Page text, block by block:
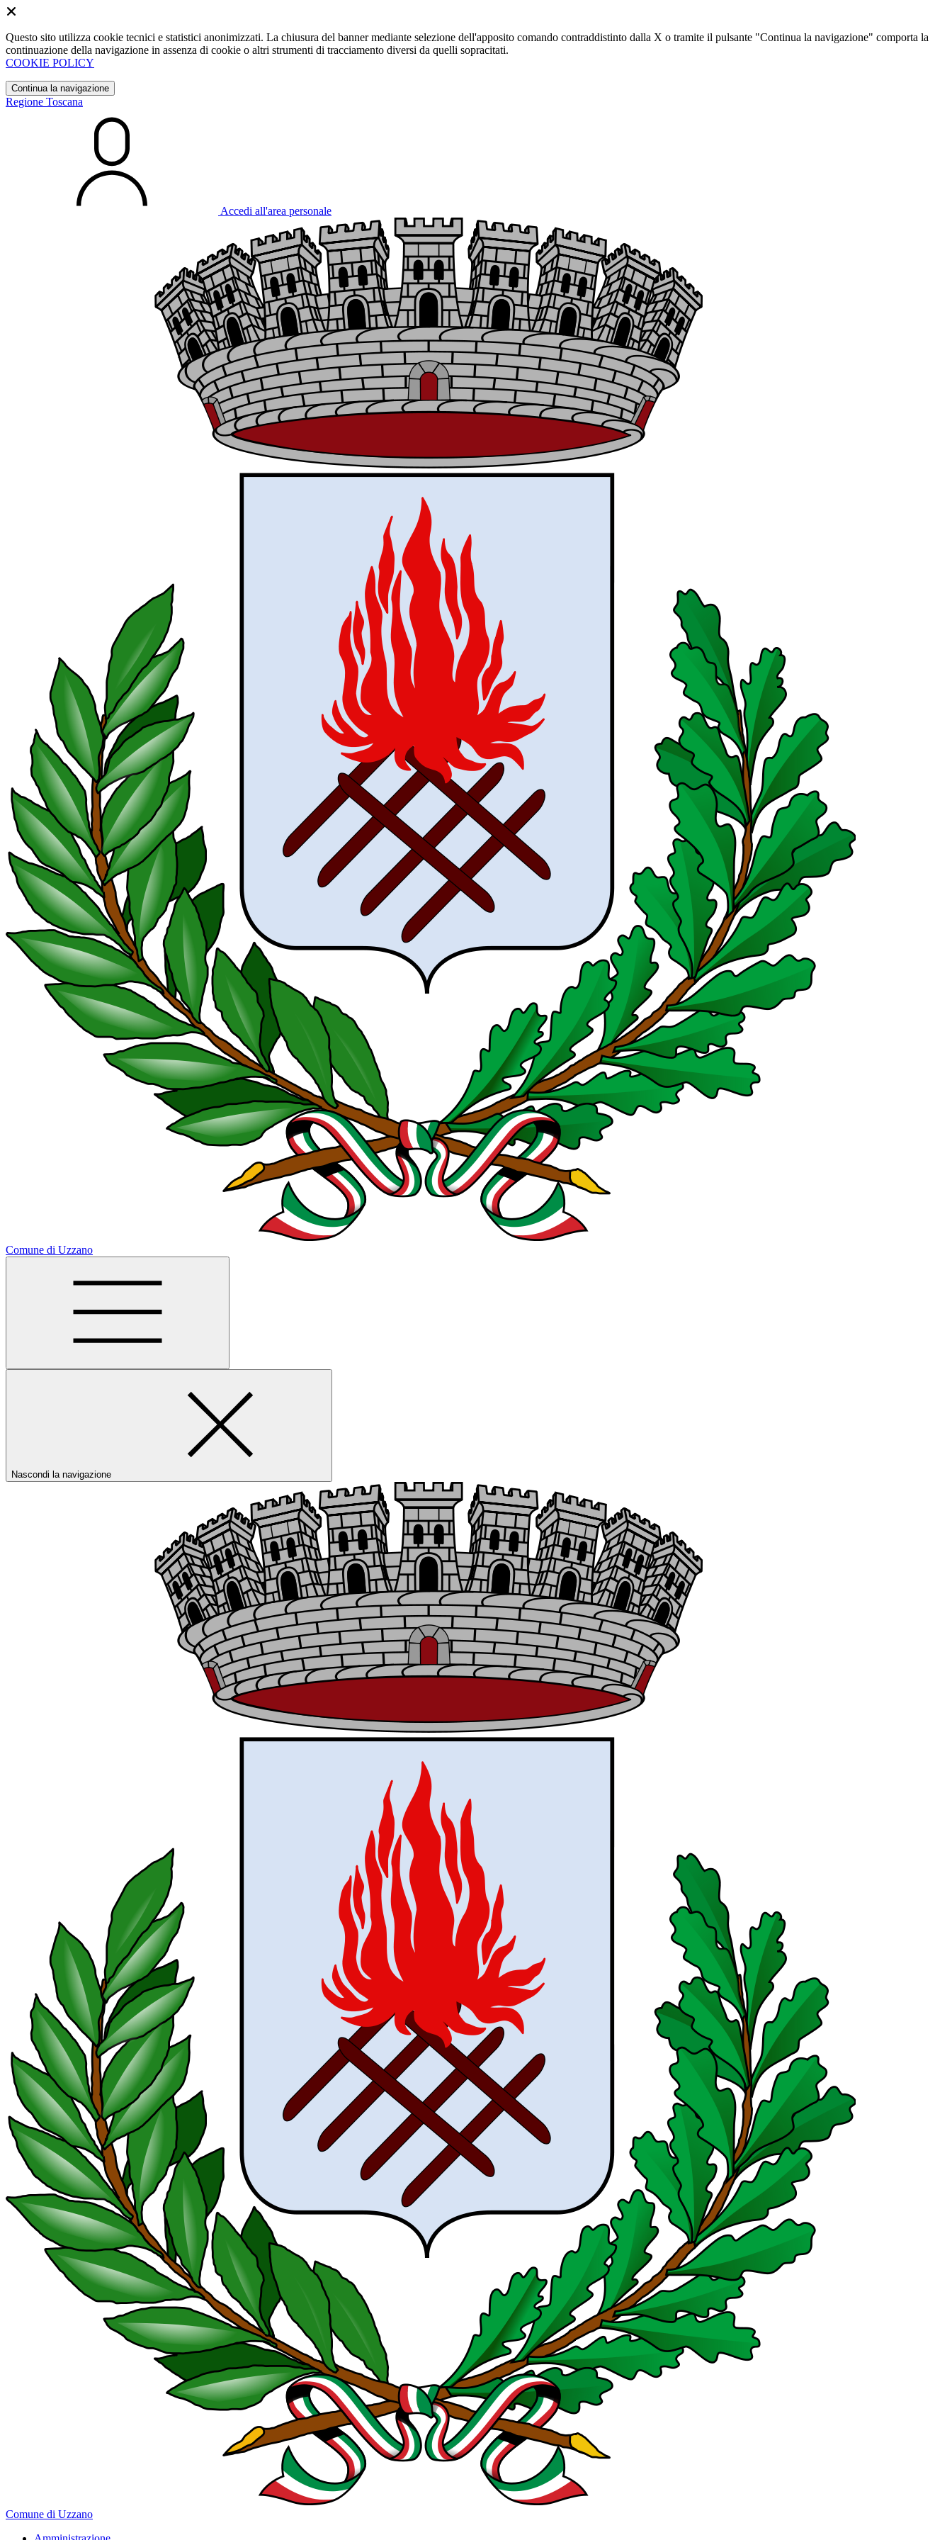
Questo sito utilizza cookie tecnici e statistici anonimizzati. La chiusura del banner mediante selezione dell'apposito comando contraddistinto dalla X o tramite il pulsante "Continua la navigazione" comporta la
continuazione della navigazione in assenza di cookie o altri strumenti di tracciamento diversi da quelli sopracitati.
COOKIE POLICY
Continua la navigazione
Regione Toscana
Accedi all'area personale
Comune di Uzzano
Nascondi la navigazione
Comune di Uzzano